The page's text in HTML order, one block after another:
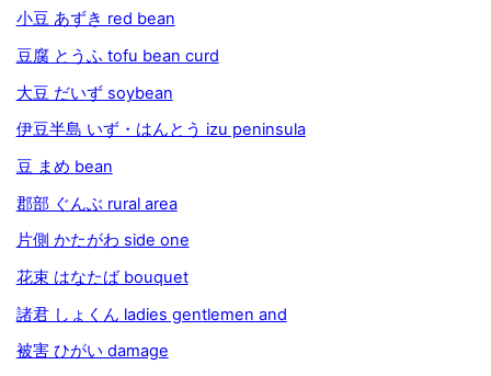
小豆 あずき red bean
豆腐 とうふ tofu bean curd
大豆 だいず soybean
伊豆半島 いず・はんとう izu peninsula
豆 まめ bean
郡部 ぐんぶ rural area
片側 かたがわ side one
花束 はなたば bouquet
諸君 しょくん ladies gentlemen and
被害 ひがい damage